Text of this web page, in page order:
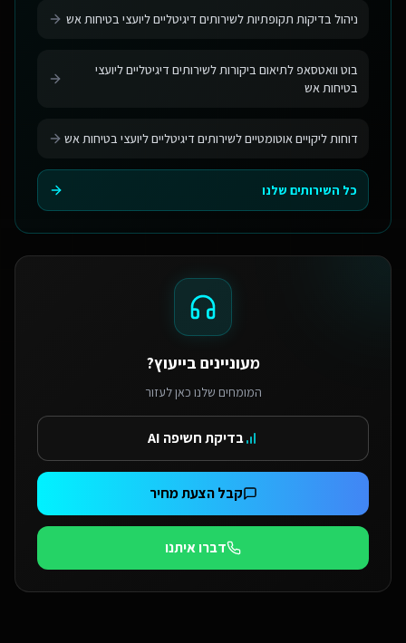
ניהול בדיקות תקופתיות לשירותים דיגיטליים ליועצי בטיחות אש
בוט וואטסאפ לתיאום ביקורות לשירותים דיגיטליים ליועצי
בטיחות אש
דוחות ליקויים אוטומטיים לשירותים דיגיטליים ליועצי בטיחות אש
כל השירותים שלנו
מעוניינים בייעוץ?
המומחים שלנו כאן לעזור
בדיקת חשיפה AI
קבל הצעת מחיר
דברו איתנו